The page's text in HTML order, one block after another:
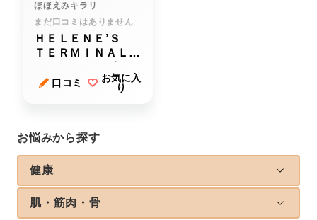
お悩みから探す
健康
肌・筋肉・骨
ほほえみキラリ
まだ口コミはありません
ＨＥＬＥＮＥ’Ｓ
ＴＥＲＭＩＮＡＬＩ
ミナリア）
口コミ
お気に入
り